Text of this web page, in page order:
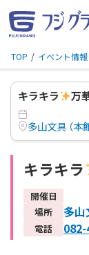
TOP イベント情報
キラキラ 万
多山文具 （本
キラキラ
開催日
場所
多山
電話